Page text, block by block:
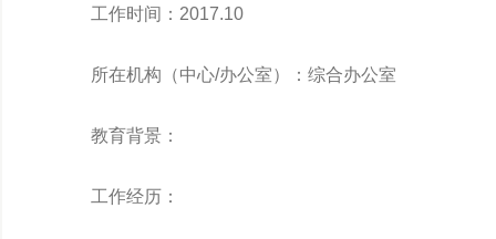
工作时间：2017.10
所在机构（中心/办公室）：综合办公室
教育背景：
工作经历：